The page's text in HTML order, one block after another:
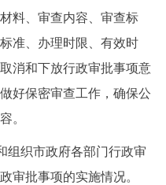
日本語
PORTUGUÊS
料、审查内容、审查标
准、办理时限、有效时
消和下放行政审批事项意
好保密审查工作，确保公
。
织市政府各部门行政审
审批事项的实施情况。